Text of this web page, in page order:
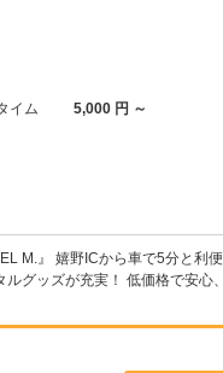
イム
5,000 円 ～
M.』 嬉野ICから車で5分と利便
グッズが充実！ 低価格で安心、